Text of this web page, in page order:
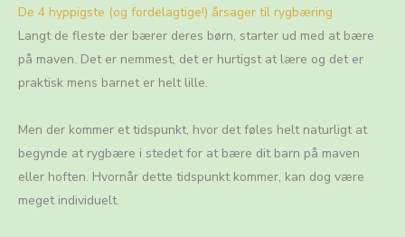
De 4 hyppigste (og fordelagtige!) årsager til rygbæring
Langt de fleste der bærer deres børn, starter ud med at bære
på maven. Det er nemmest, det er hurtigst at lære og det er
praktisk mens barnet er helt lille.
Men der kommer et tidspunkt, hvor det føles helt naturligt at
begynde at rygbære i stedet for at bære dit barn på maven
eller hoften. Hvornår dette tidspunkt kommer, kan dog være
meget individuelt.